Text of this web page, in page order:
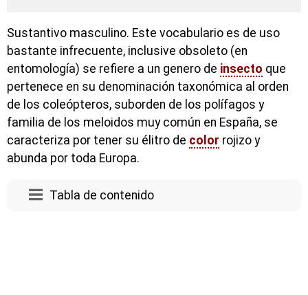
Sustantivo masculino. Este vocabulario es de uso
bastante infrecuente, inclusive obsoleto (en
entomología) se refiere a un genero de insecto que
pertenece en su denominación taxonómica al orden
de los coleópteros, suborden de los polífagos y
familia de los meloidos muy común en España, se
caracteriza por tener su élitro de color rojizo y
abunda por toda Europa.
Tabla de contenido